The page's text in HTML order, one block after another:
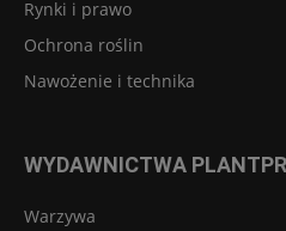
Rynki i prawo
Ochrona roślin
Nawożenie i technika
WYDAWNICTWA
Warzywa